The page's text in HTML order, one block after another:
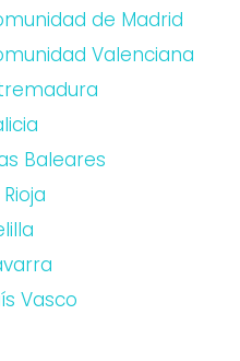
de Madrid
Valenciana
Baleares
Vasco